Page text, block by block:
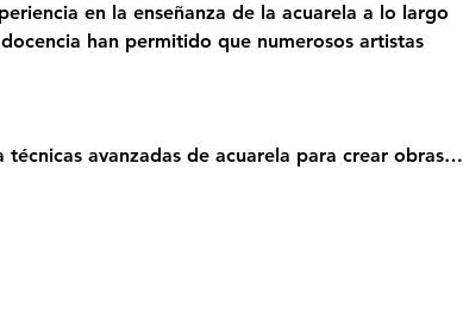
en la enseñanza de la acuarela a lo largo
han permitido que numerosos artistas
avanzadas de acuarela para crear obras…